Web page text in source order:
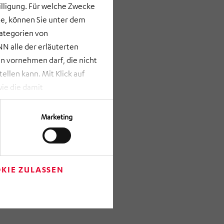
Für welche Zwecke
können Sie unter dem
von
alle der erläuterten
vornehmen darf, die nicht
kann. Mit Klick auf
die damit
bei Klick auf „ANPASSEN“
nur die Informationen
gestellt werden
Schaltfläche am unteren
auf „Einwilligung
getroffenen Einstellungen
Marketing
ZULASSEN